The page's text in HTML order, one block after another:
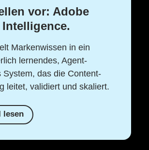
vor: Adobe
Markenwissen in ein
lernendes, Agent-
System, das die Content-
leitet, validiert und skaliert.
lesen